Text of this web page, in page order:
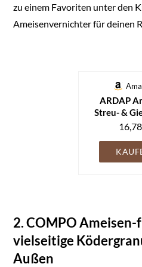
zu einem Favoriten unter den
Ameisenvernichter für deinen
ARDAP
Streu- &
500g -
2. COMPO Ameisen-
vielseitige
Außen